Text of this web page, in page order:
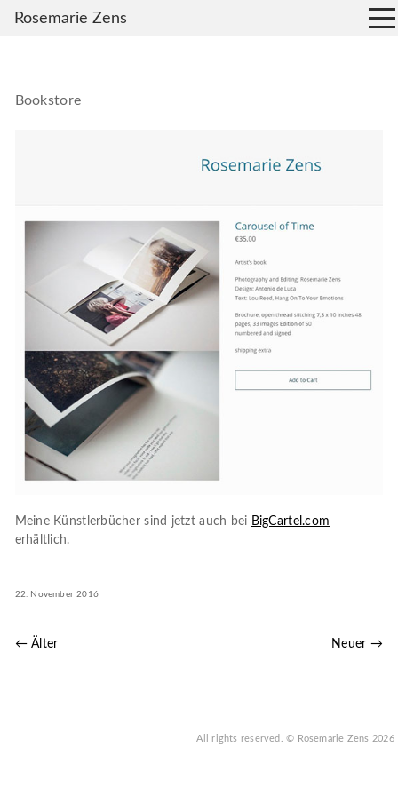
Bookstore
Meine Künstlerbücher sind jetzt auch bei BigCartel.com
erhältlich.
22. November 2016
← Älter Neuer →
All rights reserved.© Rosemarie Zens 2026
Rosemarie Zens